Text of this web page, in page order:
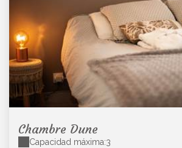
Chambre Dune
Capacidad máxima:3